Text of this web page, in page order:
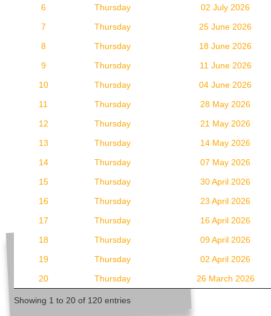
6
Thursday
02 July 2026
7
Thursday
25 June 2026
8
Thursday
18 June 2026
9
Thursday
11 June 2026
10
Thursday
04 June 2026
11
Thursday
28 May 2026
12
Thursday
21 May 2026
13
Thursday
14 May 2026
14
Thursday
07 May 2026
15
Thursday
30 April 2026
16
Thursday
23 April 2026
17
Thursday
16 April 2026
18
Thursday
09 April 2026
19
Thursday
02 April 2026
20
Thursday 26 March 2026
Showing 1 to 20 of 120 entries